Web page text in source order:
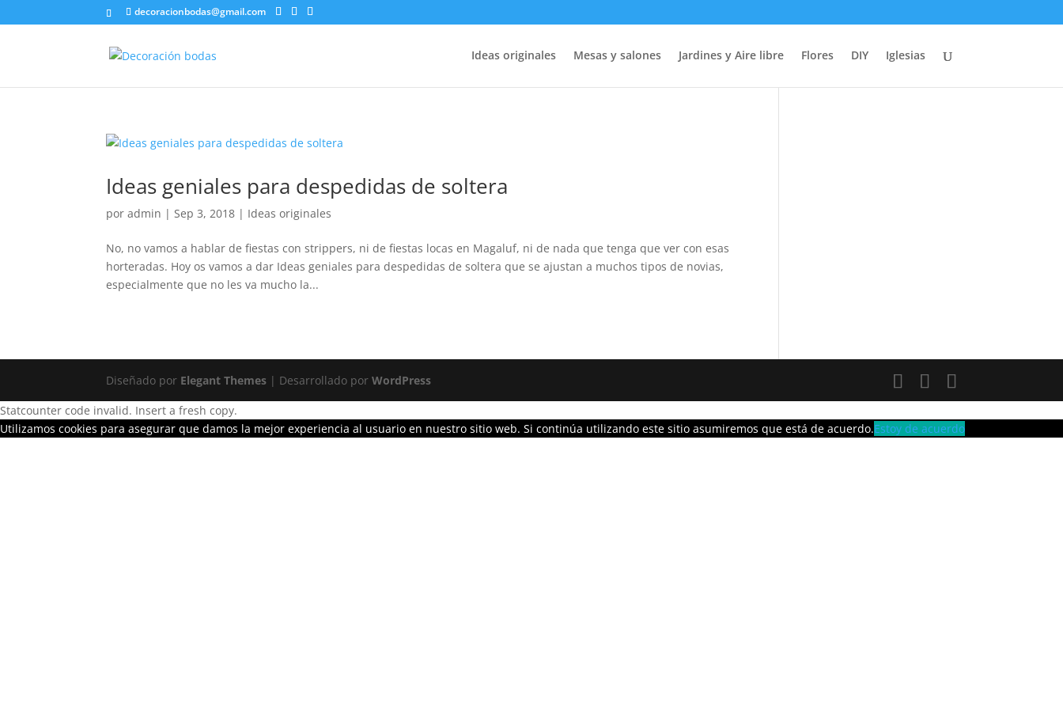
decoracionbodas@gmail.com
Ideas originales Mesas y salones Jardines y Aire libre Flores DIY Iglesias
Ideas geniales para despedidas de soltera
poradmin |Sep 3, 2018 | Ideas originales
No, no vamos a hablar de fiestas con strippers, ni de fiestas locas en Magaluf, ni de nada que tenga que ver con esas
horteradas. Hoy os vamos a dar Ideas geniales para despedidas de soltera que se ajustan a muchos tipos de novias,
especialmente que no les va mucho la...
Diseñado por Elegant Themes | Desarrollado porWordPress
Statcounter code invalid. Insert a fresh copy.
Utilizamos cookies para asegurar que damos la mejor experiencia al usuario en nuestro sitio web. Si continúa utilizando este sitio asumiremos que está de acuerdo.Estoy de acuerdo